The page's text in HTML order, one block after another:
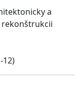
a
12)